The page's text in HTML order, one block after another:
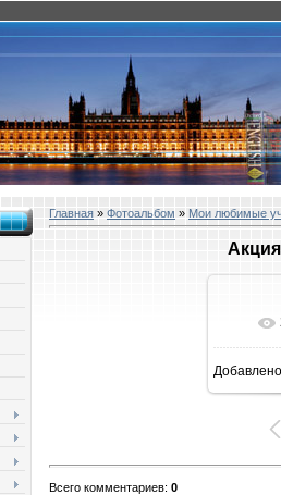
Главная » Фотоальбом » Мои любимые
Добавлено
Всего комментариев: 0